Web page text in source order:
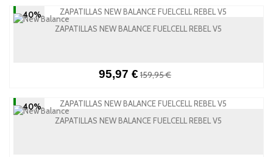
-40%
ZAPATILLAS NEW BALANCE FUELCELL REBEL V5
95,97 € 159,95 €
-40%
ZAPATILLAS NEW BALANCE FUELCELL REBEL V5